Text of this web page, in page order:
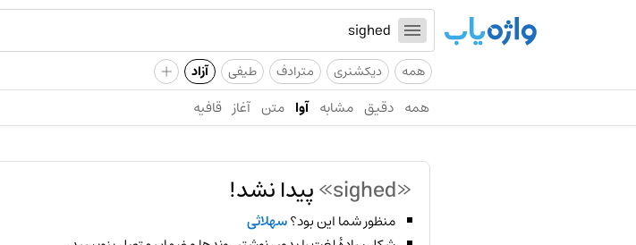
همه دیکشنری مترادف طیفی آزاد +
همه دقیق مشابه آوا متن آغاز قافیه
«sighed» پیدا نشد!
منظور شما این بود؟سهلاثی